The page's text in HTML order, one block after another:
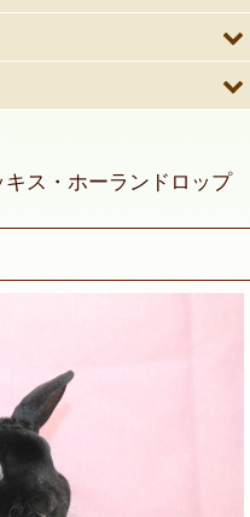
キス・ホーランドロップ